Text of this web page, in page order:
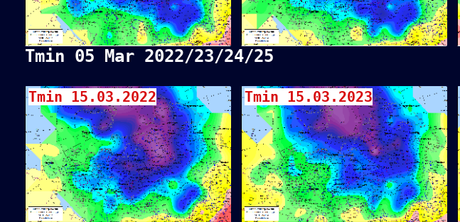
Tmin 05 Mar 2022/23/24/25
Tmin 15.03.2022 Tmin 15.03.2023